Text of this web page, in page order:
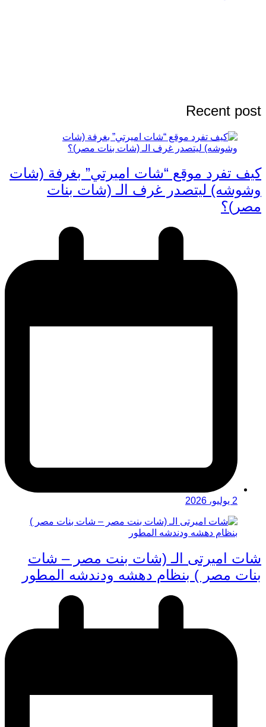
Recent post
كيف تفرد موقع “شات اميرتي” بغرفة (شات
وشوشه) ليتصدر غرف الـ (شات بنات
مصر)؟
2 يوليو، 2026
شات اميرتى الـ (شات بنت مصر – شات
بنات مصر ) بنظام دهشه ودندشه المطور